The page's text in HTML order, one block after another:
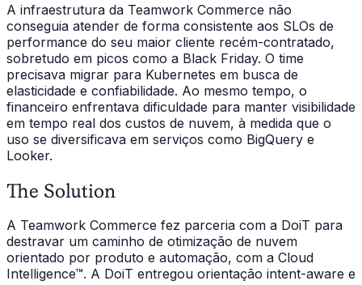
A infraestrutura da Teamwork Commerce não
conseguia atender de forma consistente aos SLOs de
performance do seu maior cliente recém-contratado,
sobretudo em picos como a Black Friday. O time
precisava migrar para Kubernetes em busca de
elasticidade e confiabilidade. Ao mesmo tempo, o
financeiro enfrentava dificuldade para manter visibilidade
em tempo real dos custos de nuvem, à medida que o
uso se diversificava em serviços como BigQuery e
Looker.
The Solution
A Teamwork Commerce fez parceria com a DoiT para
destravar um caminho de otimização de nuvem
orientado por produto e automação, com a Cloud
Intelligence™. A DoiT entregou orientação intent-aware e